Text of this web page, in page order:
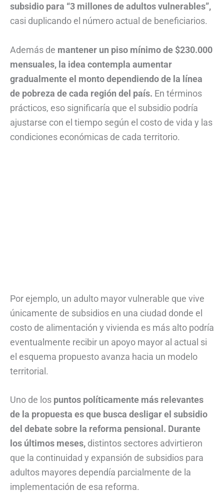
subsidio para “3 millones de adultos vulnerables”,
casi duplicando el número actual de beneficiarios.
Además de mantener un piso mínimo de $230.000
mensuales, la idea contempla aumentar
gradualmente el monto dependiendo de la línea
de pobreza de cada región del país. En términos
prácticos, eso significaría que el subsidio podría
ajustarse con el tiempo según el costo de vida y las
condiciones económicas de cada territorio.
Por ejemplo, un adulto mayor vulnerable que vive
únicamente de subsidios en una ciudad donde el
costo de alimentación y vivienda es más alto podría
eventualmente recibir un apoyo mayor al actual si
el esquema propuesto avanza hacia un modelo
territorial.
Uno de los puntos políticamente más relevantes
de la propuesta es que busca desligar el subsidio
del debate sobre la reforma pensional. Durante
los últimos meses, distintos sectores advirtieron
que la continuidad y expansión de subsidios para
adultos mayores dependía parcialmente de la
implementación de esa reforma.